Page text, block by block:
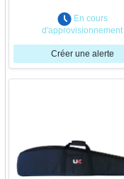
En cours
d'approvisionnement
Créer une alerte